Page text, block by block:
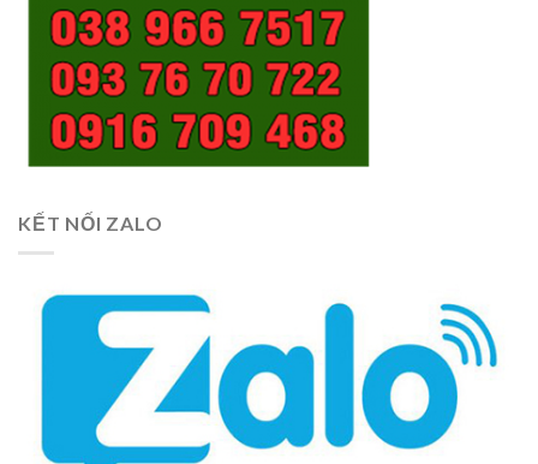
KẾT NỐI ZALO